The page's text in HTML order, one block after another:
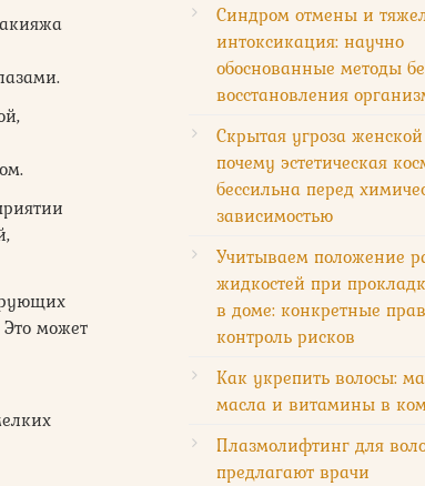
может
Синдром отмены и
интоксикация: научно
обоснованные методы
восстановления
Скрытая угроза женской
почему эстетическая
бессильна перед
зависимостью
Учитываем положение
жидкостей при
в доме: конкретные
контроль рисков
Как укрепить волосы:
масла и витамины в
Плазмолифтинг для
предлагают врачи